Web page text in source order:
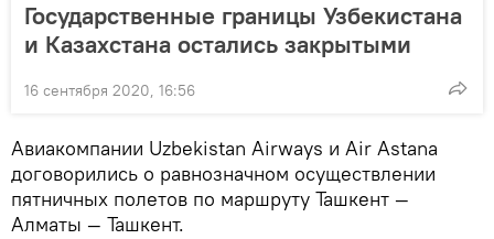
Государственные границы Узбекистана
и Казахстана остались закрытыми
16 сентября 2020, 16:56
Авиакомпании Uzbekistan Airways и Air Astana
договорились о равнозначном осуществлении
пятничных полетов по маршруту Ташкент —
Алматы — Ташкент.